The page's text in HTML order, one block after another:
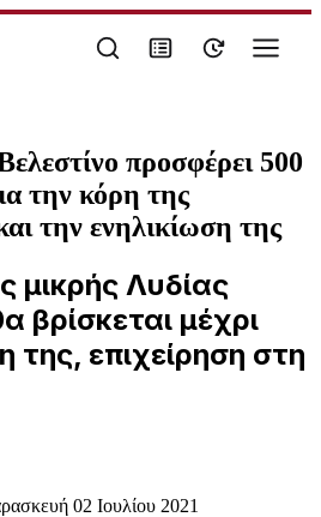
προσφέρει 500
την κόρη της
την ενηλικίωση της
μικρής Λυδίας
βρίσκεται μέχρι
της, επιχείρηση στη
02 Ιουλίου 2021